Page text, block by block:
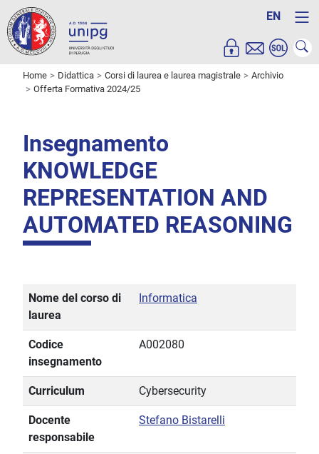
EN
Home Didattica Corsi di laurea e laurea magistrale
Archivio
Offerta Formativa 2024/25
Insegnamento
KNOWLEDGE
REPRESENTATION AND
AUTOMATED REASONING
Nome del corso di
laurea
Informatica
Codice
insegnamento
A002080
Curriculum Cybersecurity
Docente
responsabile
Stefano Bistarelli